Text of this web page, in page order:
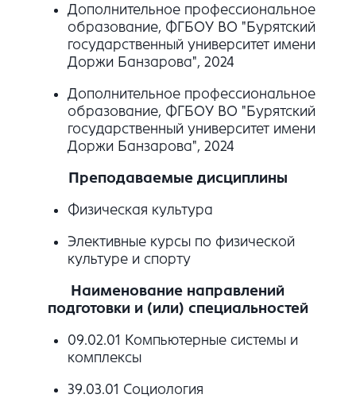
Дополнительное профессиональное
образование, ФГБОУ ВО "Бурятский
государственный университет имени
Доржи Банзарова", 2024
Дополнительное профессиональное
образование, ФГБОУ ВО "Бурятский
государственный университет имени
Доржи Банзарова", 2024
Преподаваемые дисциплины
Физическая культура
Элективные курсы по физической
культуре и спорту
Наименование направлений
подготовки и (или) специальностей
09.02.01 Компьютерные системы и
комплексы
39.03.01 Социология